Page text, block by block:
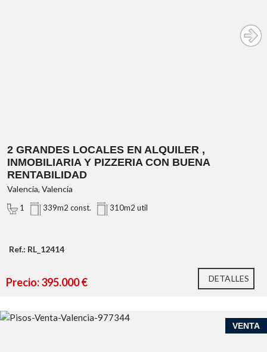
2 GRANDES LOCALES EN ALQUILER ,
INMOBILIARIA Y PIZZERIA CON BUENA
RENTABILIDAD
Valencia, Valencia
1 339m2 const. 310m2 util
Ref.: RL_12414
Precio: 395.000 € DETALLES
VENTA